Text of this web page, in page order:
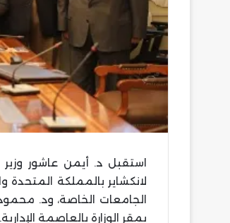
استقبل د. أيمن عاشور
لانكشاير بالمملكة
الجامعات الخاصة، ود.
بمقر الوزارة بالعاصمة الإدارية.